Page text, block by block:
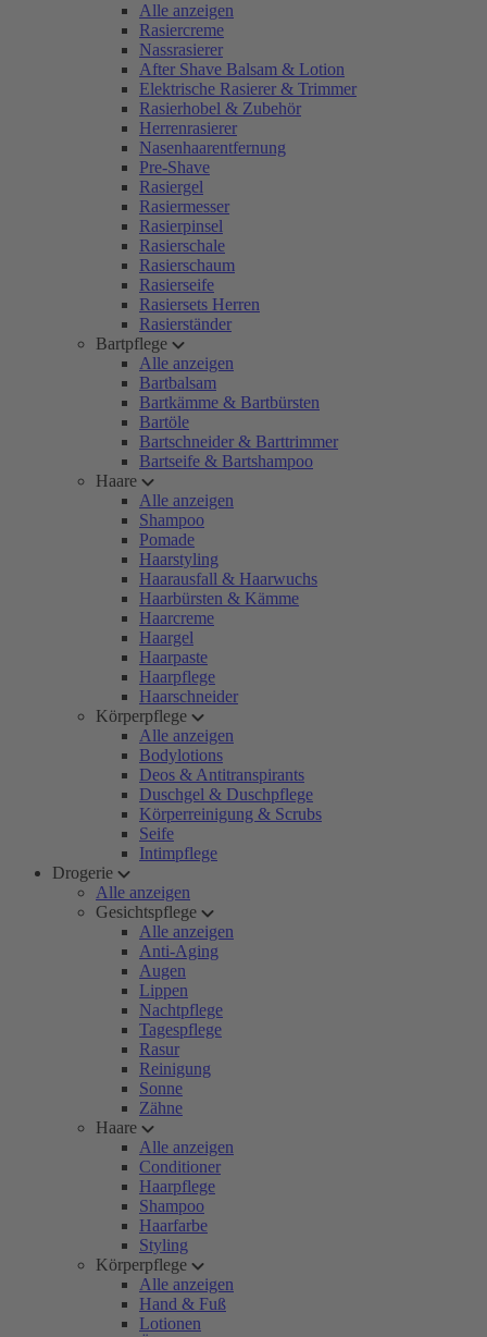
Alle anzeigen
Rasiercreme
Nassrasierer
After Shave Balsam & Lotion
Elektrische Rasierer & Trimmer
Rasierhobel & Zubehör
Herrenrasierer
Nasenhaarentfernung
Pre-Shave
Rasiergel
Rasiermesser
Rasierpinsel
Rasierschale
Rasierschaum
Rasierseife
Rasiersets Herren
Rasierständer
Bartpflege
Alle anzeigen
Bartbalsam
Bartkämme & Bartbürsten
Bartöle
Bartschneider & Barttrimmer
Bartseife & Bartshampoo
Haare
Alle anzeigen
Shampoo
Pomade
Haarstyling
Haarausfall & Haarwuchs
Haarbürsten & Kämme
Haarcreme
Haargel
Haarpaste
Haarpflege
Haarschneider
Körperpflege
Alle anzeigen
Bodylotions
Deos & Antitranspirants
Duschgel & Duschpflege
Körperreinigung & Scrubs
Seife
Intimpflege
Drogerie
Alle anzeigen
Gesichtspflege
Alle anzeigen
Anti-Aging
Augen
Lippen
Nachtpflege
Tagespflege
Rasur
Reinigung
Sonne
Zähne
Haare
Alle anzeigen
Conditioner
Haarpflege
Shampoo
Haarfarbe
Styling
Körperpflege
Alle anzeigen
Hand & Fuß
Lotionen